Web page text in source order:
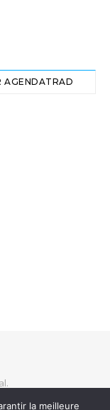
AGENDATRAD
.
la meilleure